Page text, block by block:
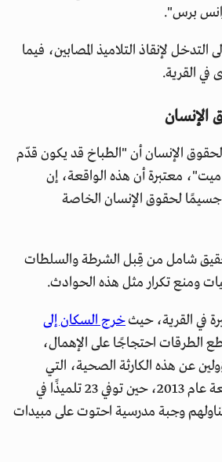
برس".
لإنقاذ التلاميذ المصابين، فيما
القرية.
الإنسان
الإنسان أن "الطباخ قد يكون قدّم
معتبرة أن هذه الواقعة، إن
لحقوق الإنسان الخاصة
شامل من قِبل الشرطة والسلطات
ومنع تكرار مثل هذه الحوادث.
في القرية، حيثخرج السكان إلى
الطرقات احتجاجًا على الإهمال،
عن هذه الكارثة الصحية، التي
أعادت إلى الأذهان فاجعة عام 2013، حين توفي 23 تلميذًا في
وجبة مدرسية احتوت على مبيدات